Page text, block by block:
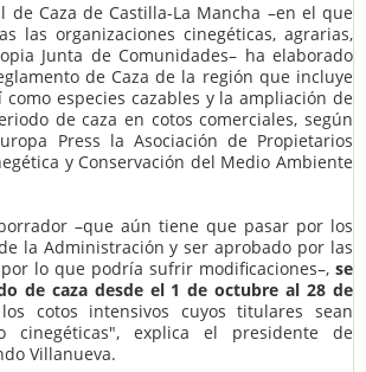
de Caza de Castilla-La Mancha –en el que
las organizaciones cinegéticas, agrarias,
Junta de Comunidades– ha elaborado
de Caza de la región que incluye
especies cazables y la ampliación de
de caza en cotos comerciales, según
Press la Asociación de Propietarios
y Conservación del Medio Ambiente
–que aún tiene que pasar por los
la Administración y ser aprobado por las
por lo que podría sufrir modificaciones–, se
de caza desde el 1 de octubre al 28 de
cotos intensivos cuyos titulares sean
cinegéticas", explica el presidente de
Villanueva.